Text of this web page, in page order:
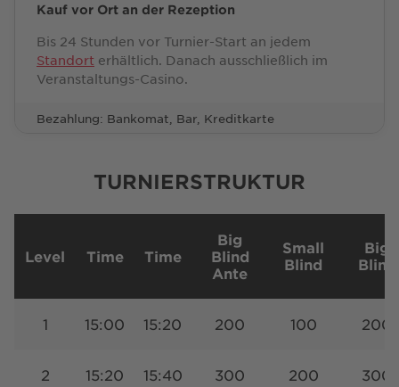
Kauf vor Ort an der Rezeption
Bis 24 Stunden vor Turnier-Start an jedem
Standort erhältlich. Danach ausschließlich im
Veranstaltungs-Casino.
Bezahlung: Bankomat, Bar, Kreditkarte
TURNIERSTRUKTUR
Level Time Time
Big
Blind
Ante
Small
Blind
Big
Blind
1 15:00 15:20 200 100 200
2 15:20 15:40 300 200 300